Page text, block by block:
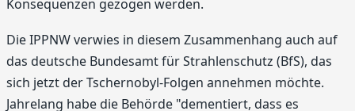
Konsequenzen gezogen werden.
Die IPPNW verwies in diesem Zusammenhang auch auf
das deutsche Bundesamt für Strahlenschutz (BfS), das
sich jetzt der Tschernobyl-Folgen annehmen möchte.
Jahrelang habe die Behörde "dementiert, dass es